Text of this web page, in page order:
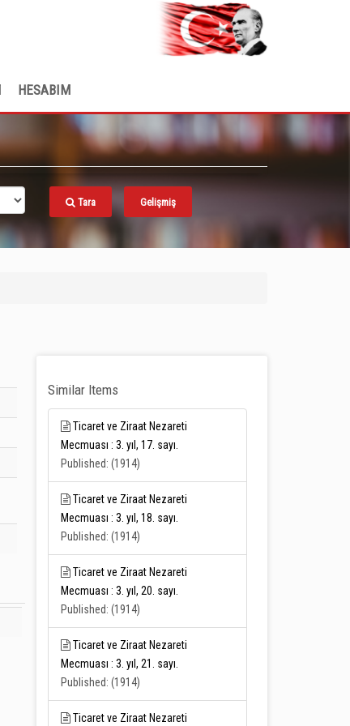
HESABIM
Tara Gelişmiş
Similar Items
Ticaret ve Ziraat Nezareti
Mecmuası : 3. yıl, 17. sayı.
Published: (1914)
Ticaret ve Ziraat Nezareti
Mecmuası : 3. yıl, 18. sayı.
Published: (1914)
Ticaret ve Ziraat Nezareti
Mecmuası : 3. yıl, 20. sayı.
Published: (1914)
Ticaret ve Ziraat Nezareti
Mecmuası : 3. yıl, 21. sayı.
Published: (1914)
Ticaret ve Ziraat Nezareti